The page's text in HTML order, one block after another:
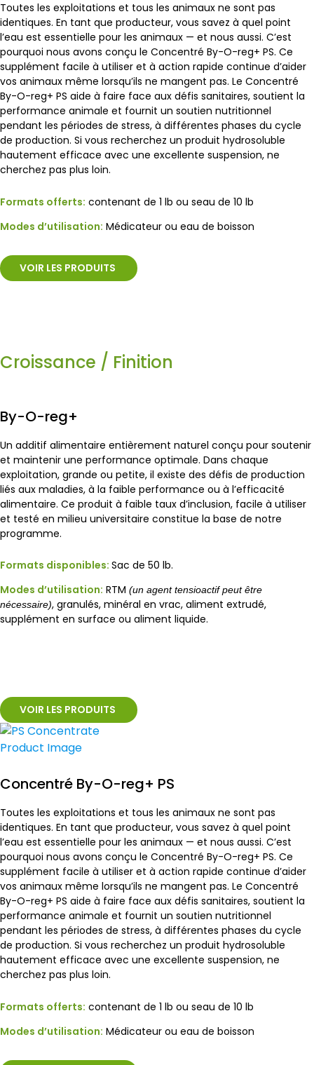
Toutes les exploitations et tous les animaux ne sont pas
identiques. En tant que producteur, vous savez à quel point
l’eau est essentielle pour les animaux — et nous aussi. C’est
pourquoi nous avons conçu le Concentré By-O-reg+ PS. Ce
supplément facile à utiliser et à action rapide continue d’aider
vos animaux même lorsqu’ils ne mangent pas. Le Concentré
By-O-reg+ PS aide à faire face aux défis sanitaires, soutient la
performance animale et fournit un soutien nutritionnel
pendant les périodes de stress, à différentes phases du cycle
de production. Si vous recherchez un produit hydrosoluble
hautement efficace avec une excellente suspension, ne
cherchez pas plus loin.
Formats offerts: contenant de 1 lb ou seau de 10 lb
Modes d’utilisation: Médicateur ou eau de boisson
VOIR LES PRODUITS
Croissance / Finition
By-O-reg+
Un additif alimentaire entièrement naturel conçu pour soutenir
et maintenir une performance optimale. Dans chaque
exploitation, grande ou petite, il existe des défis de production
liés aux maladies, à la faible performance ou à l’efficacité
alimentaire. Ce produit à faible taux d’inclusion, facile à utiliser
et testé en milieu universitaire constitue la base de notre
programme.
Formats disponibles: Sac de 50 lb.
Modes d’utilisation: RTM (un agent tensioactif peut être
nécessaire), granulés, minéral en vrac, aliment extrudé,
supplément en surface ou aliment liquide.
VOIR LES PRODUITS
Concentré By-O-reg+ PS
Toutes les exploitations et tous les animaux ne sont pas
identiques. En tant que producteur, vous savez à quel point
l’eau est essentielle pour les animaux — et nous aussi. C’est
pourquoi nous avons conçu le Concentré By-O-reg+ PS. Ce
supplément facile à utiliser et à action rapide continue d’aider
vos animaux même lorsqu’ils ne mangent pas. Le Concentré
By-O-reg+ PS aide à faire face aux défis sanitaires, soutient la
performance animale et fournit un soutien nutritionnel
pendant les périodes de stress, à différentes phases du cycle
de production. Si vous recherchez un produit hydrosoluble
hautement efficace avec une excellente suspension, ne
cherchez pas plus loin.
Formats offerts: contenant de 1 lb ou seau de 10 lb
Modes d’utilisation: Médicateur ou eau de boisson